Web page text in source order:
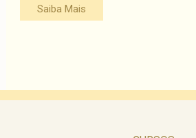
Saiba Mais